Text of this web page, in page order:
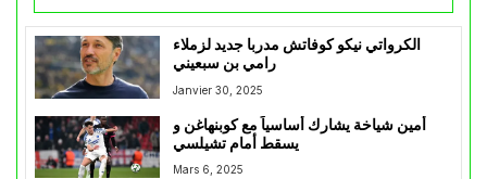
الكرواتي نيكو كوفاتش مدربا جديد لزملاء
رامي بن سبعيني
Janvier 30, 2025
أمين شياخة يشارك أساسياً مع كوبنهاغن و
يسقط أمام تشيلسي
Mars 6, 2025